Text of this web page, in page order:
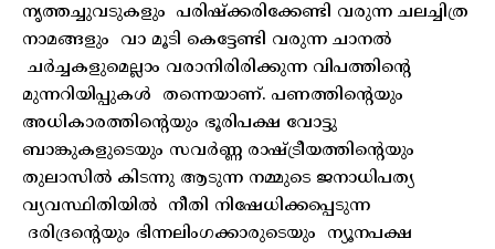
നൃത്തച്ചുവടുകളും പരിഷ്‌ക്കരിക്കേണ്ടി വരുന്ന ചലച്ചിത്ര
നാമങ്ങളും വാ മൂടി കെട്ടേണ്ടി വരുന്ന ചാനൽ
ചർച്ചകളുമെല്ലാം വരാനിരിരിക്കുന്ന വിപത്തിന്റെ
മുന്നറിയിപ്പുകൾ തന്നെയാണ്. പണത്തിന്റെയും
അധികാരത്തിന്റെയും ഭൂരിപക്ഷ വോട്ടു
ബാങ്കുകളുടെയും സവർണ്ണ രാഷ്ട്രീയത്തിന്റെയും
തുലാസിൽ കിടന്നു ആടുന്ന നമ്മുടെ ജനാധിപത്യ
വ്യവസ്ഥിതിയിൽ നീതി നിഷേധിക്കപ്പെടുന്ന
ദരിദ്രന്റെയും ഭിന്നലിംഗക്കാരുടെയും ന്യൂനപക്ഷ